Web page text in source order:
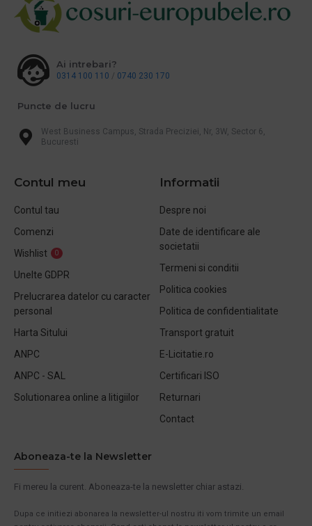
Ai intrebari?
0314 100 110 / 0740 230 170
Puncte de lucru
West Business Campus, Strada Preciziei, Nr, 3W, Sector 6,
Bucuresti
Contul meu
Contul tau
Comenzi
Wishlist
0
Unelte GDPR
Prelucrarea datelor cu caracter
personal
Harta Sitului
ANPC
ANPC - SAL
Solutionarea online a litigiilor
Informatii
Despre noi
Date de identificare ale
societatii
Termeni si conditii
Politica cookies
Politica de confidentialitate
Transport gratuit
E-Licitatie.ro
Certificari ISO
Returnari
Contact
Aboneaza-te la Newsletter
Fi mereu la curent. Aboneaza-te la newsletter chiar astazi.
Dupa ce initiezi abonarea la newsletter-ul nostru iti vom trimite un email